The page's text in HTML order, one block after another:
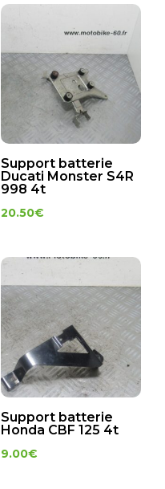
Support batterie
Ducati Monster S4R
998 4t
20.50€
Support batterie
Honda CBF 125 4t
9.00€